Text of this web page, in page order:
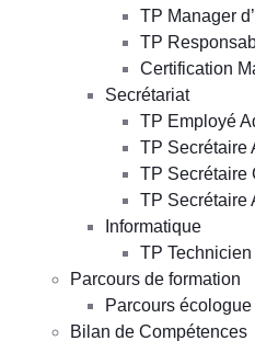
TP Manager
TP
Certification
Secrétariat
TP Employé
TP Secrétaire
TP Secrétaire
TP Secrétaire
Informatique
TP
Parcours de formation
Parcours écologue
Bilan de Compétences